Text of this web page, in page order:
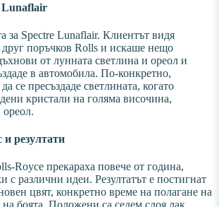
Lunaflair
за Spectre Lunaflair. Клиентът видя
друг поръчков Rolls и искаше нещо
от лунната светлина и ореол и
в автомобила. По-конкретно,
се пресъздаде светлината, когато
кристали на голяма височина,
ореол.
и резултати
Royce прекараха повече от година,
с различни идеи. Резултатът е постигнат
цвят, конкретно време на полагане на